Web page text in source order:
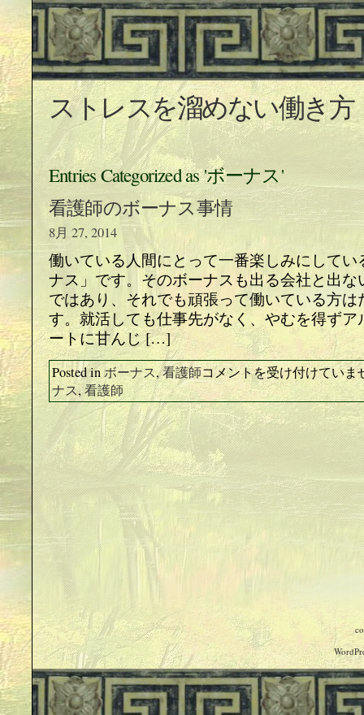
ストレスを溜めない働き方
Entries Categorized as 'ボーナス'
看護師のボーナス事情
8月 27, 2014
働いている人間にとって一番楽しみにしてい
ナス」です。そのボーナスも出る会社と出な
ではあり、それでも頑張って働いている方は
す。就活しても仕事先がなく、やむを得ずア
ートに甘んじ […]
Posted inボーナス,看護師看
護
師
の
ボ
ー
ナ
ス
事
情
は
コメントを受け付けていま
ナス,看護師